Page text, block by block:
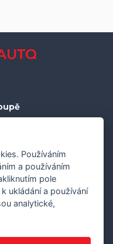
vozu
vozu
Používáním
a používáním
pole
ukládání a používání
analytické,